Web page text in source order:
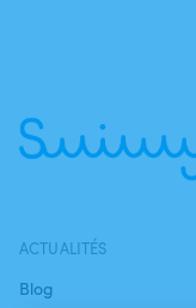
ACTUALITÉS
Blog